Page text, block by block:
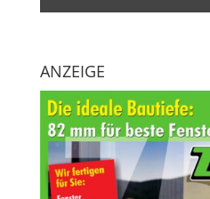
ANZEIGE